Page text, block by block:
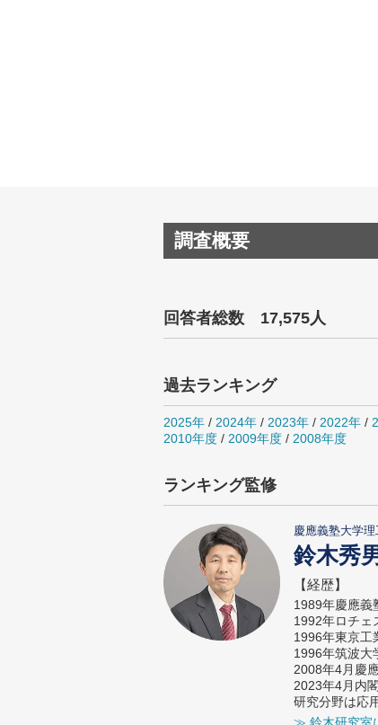
調査概要
回答者総数 17,575人
過去ランキング
2025年 / 2024年 / 2023年 / 2022年 /
2010年度 / 2009年度 / 2008年度
ランキング監修
慶應義塾大学
鈴木秀
【経歴】
1989年慶應義
1992年ロチェ
1996年東京工
1996年筑波大
2008年4月慶
2023年4月内
研究分野は応
≫ 鈴木研究室